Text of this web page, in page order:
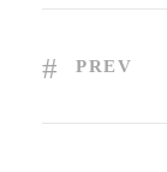
PREV